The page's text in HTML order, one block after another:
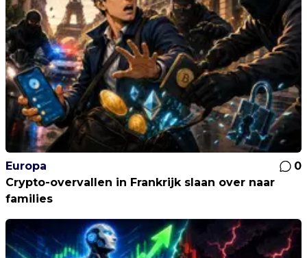
Europa
0
Crypto-overvallen in Frankrijk slaan over naar
families